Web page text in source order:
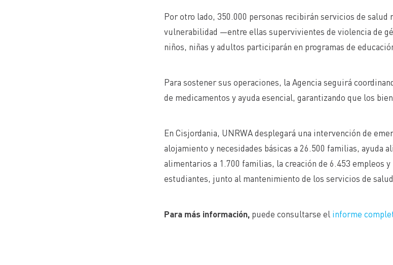
Por otro lado, 350.000 personas recibirán servicios de salud
vulnerabilidad —entre ellas supervivientes de violencia de
niños, niñas y adultos participarán en programas de
Para sostener sus operaciones, la Agencia seguirá
de medicamentos y ayuda esencial, garantizando que los
En Cisjordania, UNRWA desplegará una intervención de
alojamiento y necesidades básicas a 26.500 familias, ayuda
alimentarios a 1.700 familias, la creación de 6.453 empleos
estudiantes, junto al mantenimiento de los servicios de
Para más información, puede consultarse el informe